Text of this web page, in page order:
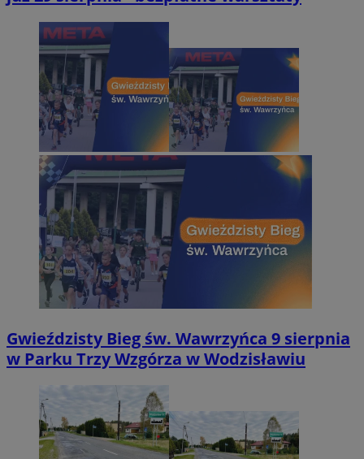
Gwieździsty Bieg św. Wawrzyńca 9 sierpnia
w Parku Trzy Wzgórza w Wodzisławiu